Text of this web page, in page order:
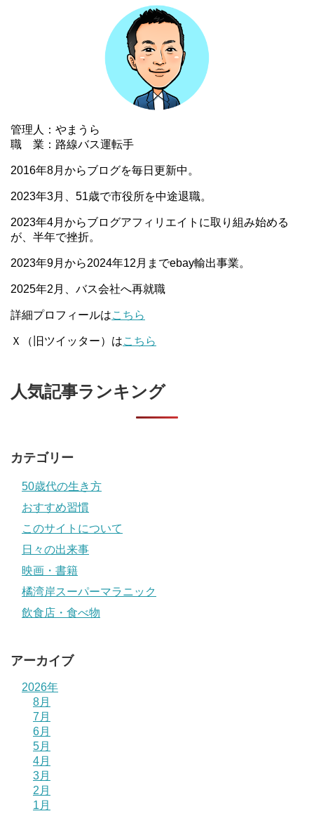
管理人：やまうら
職 業：路線バス運転手
2016年8月からブログを毎日更新中。
2023年3月、51歳で市役所を中途退職。
2023年4月からブログアフィリエイトに取り組み始める
が、半年で挫折。
2023年9月から2024年12月までebay輸出事業。
2025年2月、バス会社へ再就職
詳細プロフィールはこちら
Ｘ（旧ツイッター）はこちら
人気記事ランキング
カテゴリー
50歳代の生き方
おすすめ習慣
このサイトについて
日々の出来事
映画・書籍
橘湾岸スーパーマラニック
飲食店・食べ物
アーカイブ
2026年
8月
7月
6月
5月
4月
3月
2月
1月